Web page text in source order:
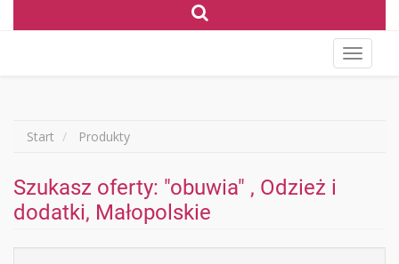
menu
Start Produkty
Szukasz oferty: "obuwia" , Odzież i
dodatki, Małopolskie